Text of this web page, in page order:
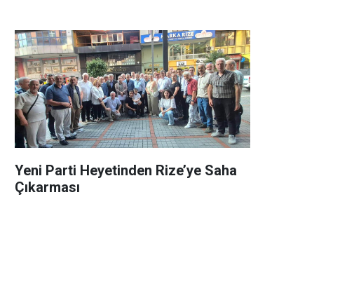
Yeni Parti Heyetinden Rize’ye Saha
Çıkarması